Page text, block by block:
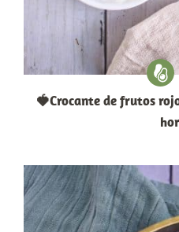
🍓Crocante de frutos